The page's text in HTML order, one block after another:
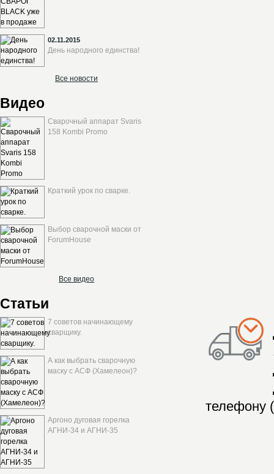
02.11.2015
День народного единства!
Все новости
Видео
Сварочный аппарат Svaris
158 Kombi Promo
Краткий урок по сварке.
Выбор сварочной маски от
ForumHouse
Все видео
Статьи
7 советов начинающему
сварщику.
А как выбрать сварочную
маску с АСФ (Хамелеон)?
Аргоно дуговая горелка
АГНИ-34 и АГНИ-35
телефону